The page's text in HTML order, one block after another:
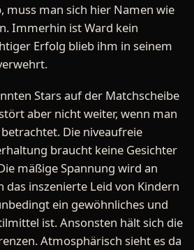
muss man sich hier Namen wie
Immerhin ist Ward kein
Erfolg blieb ihm in seinem
Stars auf der Matchscheibe
aber nicht weiter, wenn man
betrachtet. Die niveaufreie
braucht keine Gesichter
mäßige Spannung wird an
das inszenierte Leid von Kindern
ein gewöhnliches und
ist. Ansonsten hält sich die
Atmosphärisch sieht es da